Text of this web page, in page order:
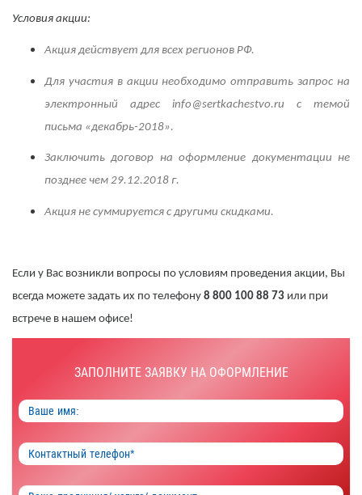
Условия акции:
Акция действует для всех регионов РФ.
Для участия в акции необходимо отправить запрос на
электронный адрес info@sertkachestvo.ru с темой
письма «декабрь-2018».
Заключить договор на оформление документации не
позднее чем 29.12.2018 г.
Акция не суммируется с другими скидками.
Если у Вас возникли вопросы по условиям проведения акции, Вы
всегда можете задать их по телефону 8 800 100 88 73 или при
встрече в нашем офисе!
ЗАПОЛНИТЕ ЗАЯВКУ НА ОФОРМЛЕНИЕ